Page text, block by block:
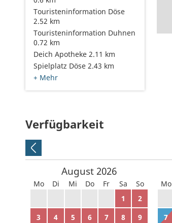
Touristeninformation Döse
2.52 km
Touristeninformation Duhnen
0.72 km
Deich Apotheke 2.11 km
Spielplatz Döse 2.43 km
+ Mehr
Verfügbarkeit
August 2026
Mo Di Mi Do Fr Sa
So
1
2
3
4 5 6 7 8
9
Mo
7